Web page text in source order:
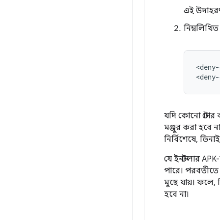
এই
যদি কোনো স্টোর
মঞ্জুর করা হবে
নির্বিশেষে,
যে ইনস্টলার
পারে।
মুছে যায়। ফলে,
হবে না।